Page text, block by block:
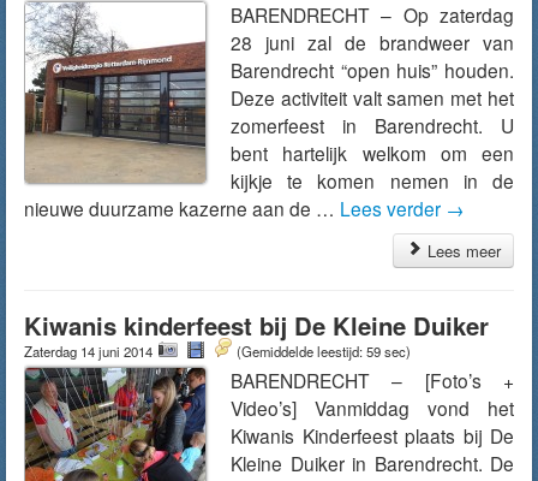
BARENDRECHT – Op zaterdag
28 juni zal de brandweer van
Barendrecht “open huis” houden.
Deze activiteit valt samen met het
zomerfeest in Barendrecht. U
bent hartelijk welkom om een
kijkje te komen nemen in de
nieuwe duurzame kazerne aan de … Lees verder →
Lees meer
Kiwanis kinderfeest bij De Kleine Duiker
Zaterdag 14 juni 2014 (Gemiddelde leestijd: 59 sec)
BARENDRECHT – [Foto’s +
Video’s] Vanmiddag vond het
Kiwanis Kinderfeest plaats bij De
Kleine Duiker in Barendrecht. De